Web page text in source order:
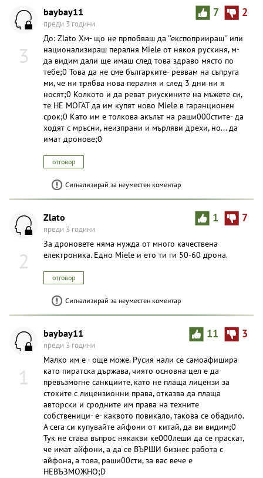
3
7 2
baybay11
преди 3 години
До: Zlato Хм- що не прпобваш да ''експоприираш'' или
национализираш пералня Miele от някоя рускиня, м-
да видим дали ще имаш след това здраво място по
тебе;0 Това да не сме българките- реввам на съпруга
ми, че ни трябва нова пералня и след 3 дни ни я
носят;0 Колкото и да реват риускините на мъжете си,
те НЕ МОГАТ да им купят ново Miele в гаранционен
срок;0 Като им е толкова акълът на раши000стите- да
ходят с мръсни, неизпрани и мърляви дрехи, но... да
имат дронове;0
отговор
Сигнализирай за неуместен коментар
2
1 7
Zlato
преди 3 години
За дроновете няма нужда от много качествена
електроника. Едно Miele и ето ти ги 50-60 дрона.
отговор
Сигнализирай за неуместен коментар
1
11 3
baybay11
преди 3 години
Малко им е - още може. Русия нали се самоафишира
като пиратска държава, чиято основна цел е да
превъзмогне санкциите, като не плаща лицензи за
стоките с лицензионни права, отказва да плаща
авторски и сродните им права на техните
собственици- е- каквото повикало, такова се обадило.
А сега си купувайте айфони от китай, да ви видим;0
Тук не става въпрос някакви ке000леши да се праскат,
че имат айфони, а да се ВЪРШИ бизнес работа с
айфона, а това, раши00сти, за вас вече е
НЕВЪЗМОЖНО;D